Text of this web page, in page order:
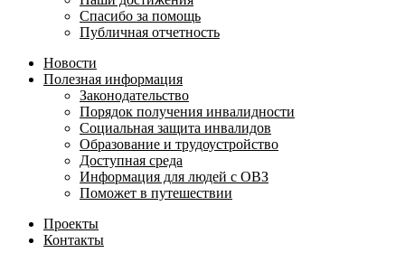
Спасибо за помощь
Публичная отчетность
Новости
Полезная информация
Законодательство
Порядок получения инвалидности
Социальная защита инвалидов
Образование и трудоустройство
Доступная среда
Информация для людей с ОВЗ
Поможет в путешествии
Проекты
Контакты